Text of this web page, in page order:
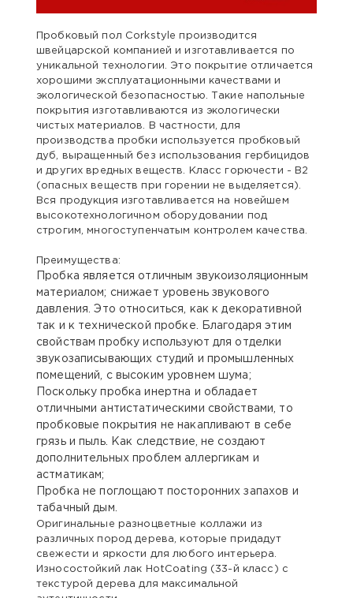
Пробковый пол Corkstyle производится
швейцарской компанией и изготавливается по
уникальной технологии. Это покрытие отличается
хорошими эксплуатационными качествами и
экологической безопасностью. Такие напольные
покрытия изготавливаются из экологически
чистых материалов. В частности, для
производства пробки используется пробковый
дуб, выращенный без использования гербицидов
и других вредных веществ. Класс горючести - B2
(опасных веществ при горении не выделяется).
Вся продукция изготавливается на новейшем
высокотехнологичном оборудовании под
строгим, многоступенчатым контролем качества.
Преимущества:
Пробка является отличным звукоизоляционным
материалом; снижает уровень звукового
давления. Это относиться, как к декоративной
так и к технической пробке. Благодаря этим
свойствам пробку используют для отделки
звукозаписывающих студий и промышленных
помещений, с высоким уровнем шума;
Поскольку пробка инертна и обладает
отличными антистатическими свойствами, то
пробковые покрытия не накапливают в себе
грязь и пыль. Как следствие, не создают
дополнительных проблем аллергикам и
астматикам;
Пробка не поглощают посторонних запахов и
табачный дым.
Оригинальные разноцветные коллажи из
различных пород дерева, которые придадут
свежести и яркости для любого интерьера.
Износостойкий лак HotCoating (33-й класс) с
текстурой дерева для максимальной